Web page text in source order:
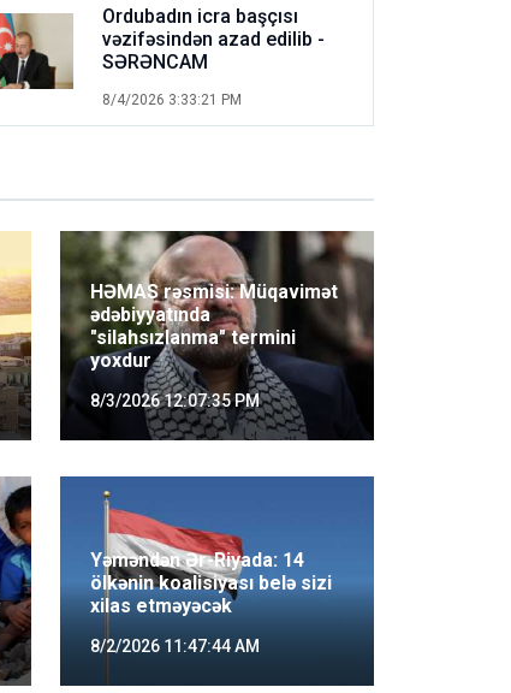
Ordubadın icra başçısı
vəzifəsindən azad edilib -
SƏRƏNCAM
8/4/2026 3:33:21 PM
HƏMAS rəsmisi: Müqavimət
ədəbiyyatında
"silahsızlanma" termini
yoxdur
8/3/2026 12:07:35 PM
Yəməndən Ər-Riyada: 14
ölkənin koalisiyası belə sizi
xilas etməyəcək
8/2/2026 11:47:44 AM